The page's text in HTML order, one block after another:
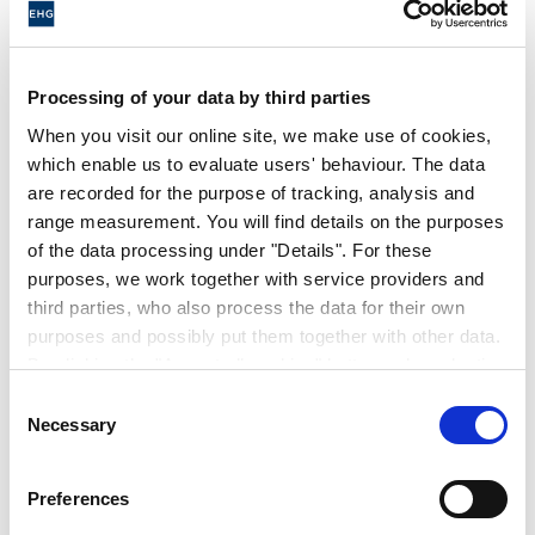
Processing of your data by third parties
When you visit our online site, we make use of cookies,
which enable us to evaluate users' behaviour. The data
are recorded for the purpose of tracking, analysis and
range measurement. You will find details on the purposes
of the data processing under "Details". For these
purposes, we work together with service providers and
third parties, who also process the data for their own
purposes and possibly put them together with other data.
By clicking the "Accept all cookies" button or by selecting
consent to the processing of your data for the purposes
in question. It is voluntary, is not necessary in order to
make use of the online site and can be revoked for the
future by clicking the "Revoke consent" button. You will
Selection
Necessary
Preferences
Kenntnisse im Umgang mit einem ERP-
System von Vorteil, aber nicht zwingend
Fahrzeugen u. Flurförderfahrzeugen
ausgeprägte Team- und
Kooperationsbereitschaft
kommunikatives und freundliches Auftreten
sowie zuverlässiger und selbstständiger
Arbeitsstil
Flexibilität und ständige Bereitschaft zur
Übernahme von situationsbedingten
Zusatzaufgaben im Tagesgeschäft
Bereitschaft zur Arbeit in 2 Schichten
Wir bieten